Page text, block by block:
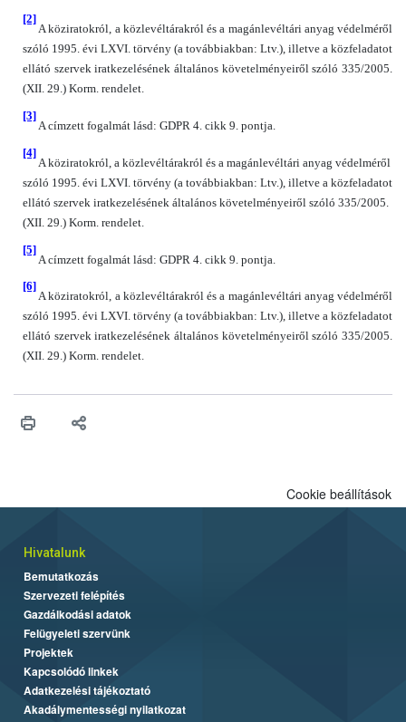
[2]
A köziratokról, a közlevéltárakról és a magánlevéltári anyag védelméről
szóló 1995. évi LXVI. törvény (a továbbiakban: Ltv.), illetve a közfeladatot
ellátó szervek iratkezelésének általános követelményeiről szóló 335/2005.
(XII. 29.) Korm. rendelet.
[3]
A címzett fogalmát lásd: GDPR 4. cikk 9. pontja.
[4]
A köziratokról, a közlevéltárakról és a magánlevéltári anyag védelméről
szóló 1995. évi LXVI. törvény (a továbbiakban: Ltv.), illetve a közfeladatot
ellátó szervek iratkezelésének általános követelményeiről szóló 335/2005.
(XII. 29.) Korm. rendelet.
[5]
A címzett fogalmát lásd: GDPR 4. cikk 9. pontja.
[6]
A köziratokról, a közlevéltárakról és a magánlevéltári anyag védelméről
szóló 1995. évi LXVI. törvény (a továbbiakban: Ltv.), illetve a közfeladatot
ellátó szervek iratkezelésének általános követelményeiről szóló 335/2005.
(XII. 29.) Korm. rendelet.
Cookie beállítások
Hivatalunk
Bemutatkozás
Szervezeti felépítés
Gazdálkodási adatok
Felügyeleti szervünk
Projektek
Kapcsolódó linkek
Adatkezelési tájékoztató
Akadálymentességi nyilatkozat